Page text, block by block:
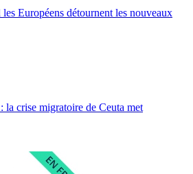
les Européens détournent les nouveaux
la crise migratoire de Ceuta met